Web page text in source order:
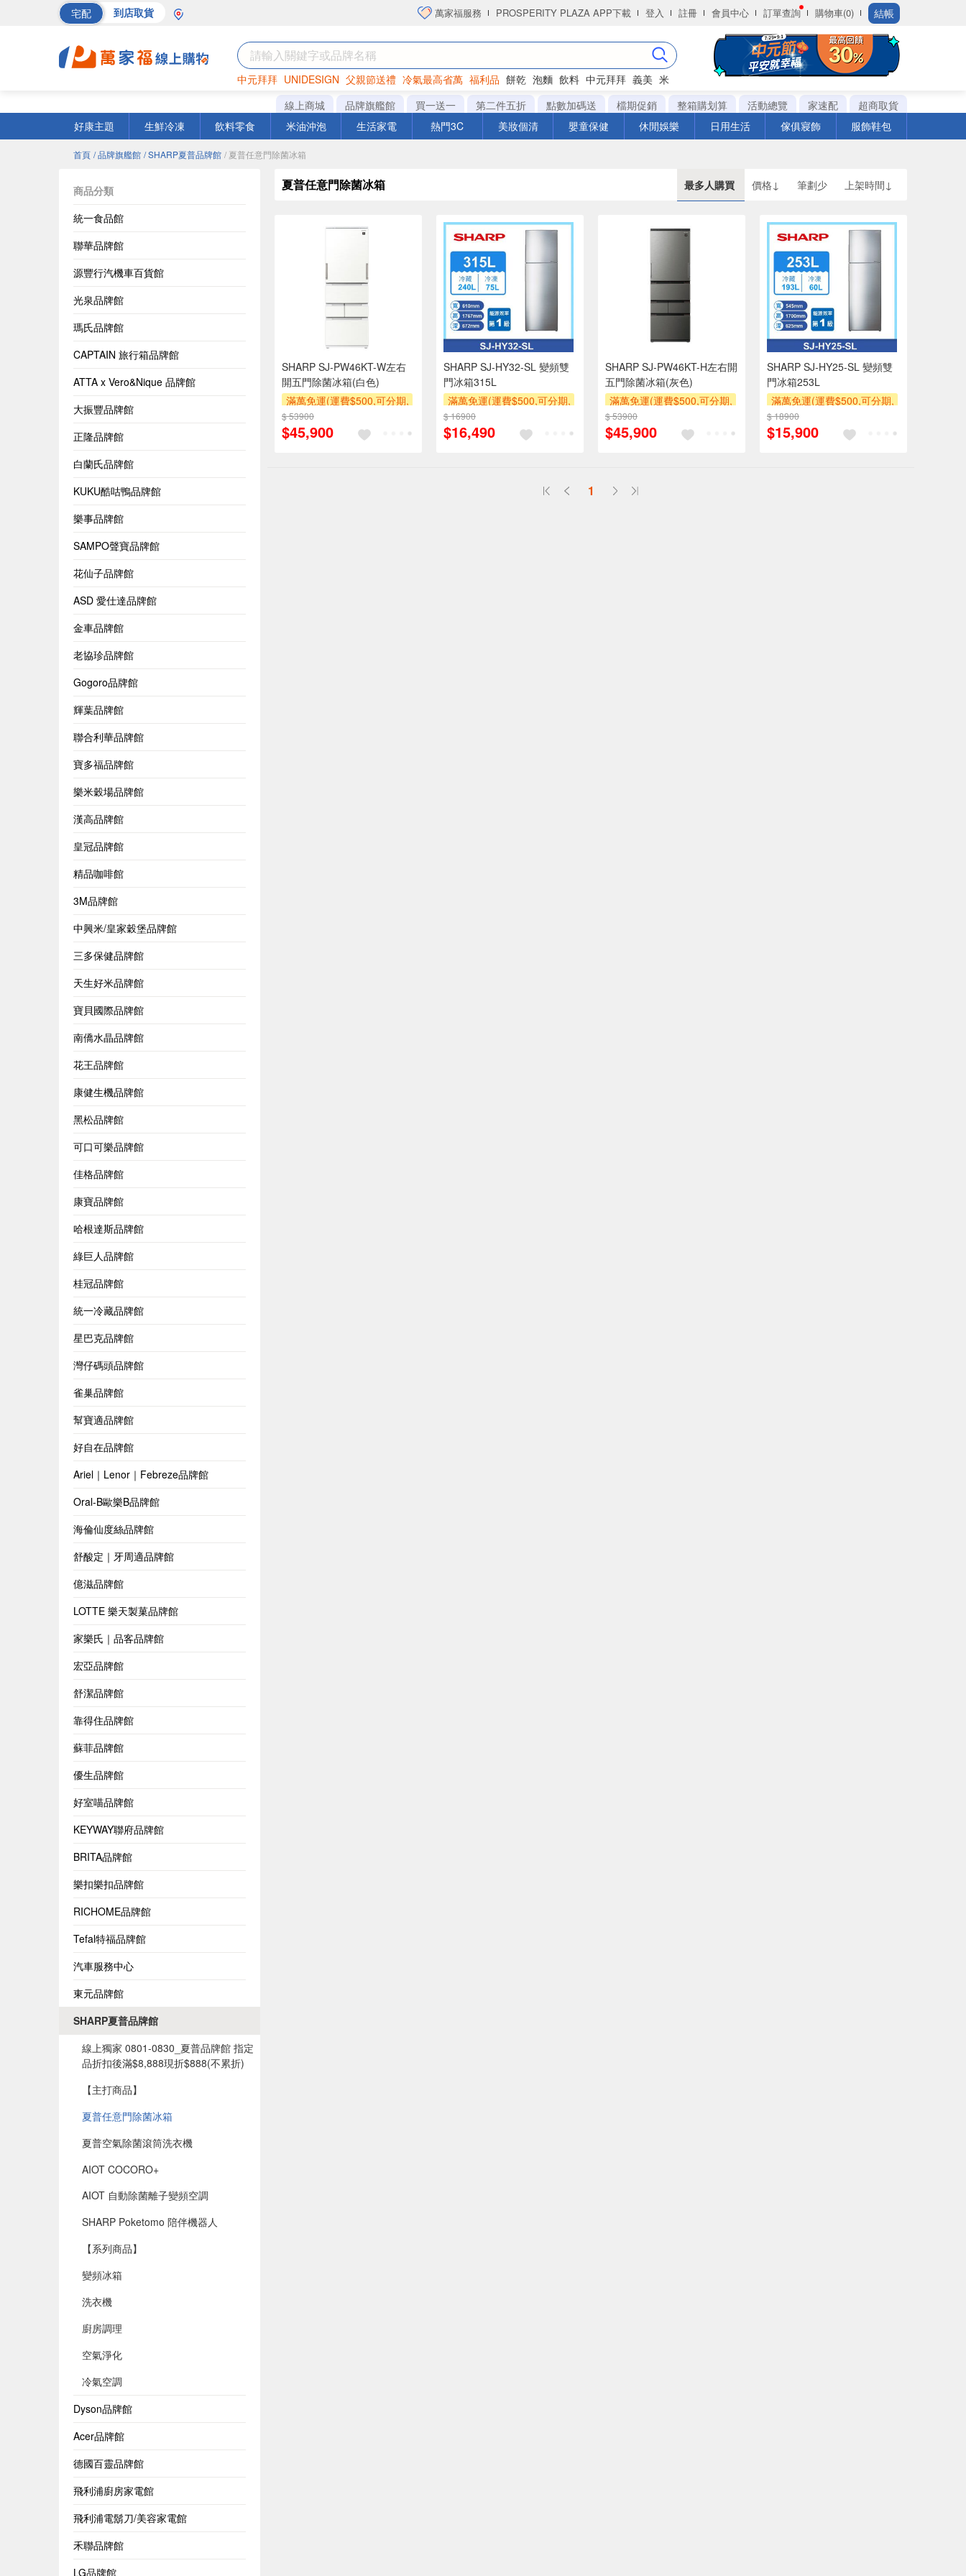
宅配 到店取貨 萬家福服務 PROSPERITY PLAZA APP下載 登入 註冊 會員中心 訂單查詢 購物車(0) 結帳
中元拜拜 UNIDESIGN 父親節送禮 冷氣最高省萬 福利品 餅乾 泡麵 飲料 中元拜拜 義美 米
罐頭 海苔 洋芋片
線上商城 品牌旗艦館 買一送一 第二件五折 點數加碼送 檔期促銷 整箱購划算 活動總覽 家速配
超商取貨
好康主題
生鮮冷凍 飲料零食 米油沖泡 生活家電 熱門3C 美妝個清 嬰童保健 休閒娛樂 日用生活 傢俱寢飾 服飾鞋包
首頁 / 品牌旗艦館 / SHARP夏普品牌館 / 夏普任意門除菌冰箱
商品分類
統一食品館
聯華品牌館
源豐行汽機車百貨館
光泉品牌館
瑪氏品牌館
CAPTAIN 旅行箱品牌館
ATTA x Vero&Nique 品牌館
大振豐品牌館
正隆品牌館
白蘭氏品牌館
KUKU酷咕鴨品牌館
樂事品牌館
SAMPO聲寶品牌館
花仙子品牌館
ASD 愛仕達品牌館
金車品牌館
老協珍品牌館
Gogoro品牌館
輝葉品牌館
聯合利華品牌館
寶多福品牌館
樂米穀場品牌館
漢高品牌館
皇冠品牌館
精品咖啡館
3M品牌館
中興米/皇家穀堡品牌館
三多保健品牌館
天生好米品牌館
寶貝國際品牌館
南僑水晶品牌館
花王品牌館
康健生機品牌館
黑松品牌館
可口可樂品牌館
佳格品牌館
康寶品牌館
哈根達斯品牌館
綠巨人品牌館
桂冠品牌館
統一冷藏品牌館
星巴克品牌館
灣仔碼頭品牌館
雀巢品牌館
幫寶適品牌館
好自在品牌館
Ariel｜Lenor｜Febreze品牌館
Oral-B歐樂B品牌館
海倫仙度絲品牌館
舒酸定｜牙周適品牌館
億滋品牌館
LOTTE 樂天製菓品牌館
家樂氏｜品客品牌館
宏亞品牌館
舒潔品牌館
靠得住品牌館
蘇菲品牌館
優生品牌館
好室喵品牌館
KEYWAY聯府品牌館
BRITA品牌館
樂扣樂扣品牌館
RICHOME品牌館
Tefal特福品牌館
汽車服務中心
東元品牌館
SHARP夏普品牌館
線上獨家 0801-0830_夏普品牌館 指定
品折扣後滿$8,888現折$888(不累折)
【主打商品】
夏普任意門除菌冰箱
夏普空氣除菌滾筒洗衣機
AIOT COCORO+
AIOT 自動除菌離子變頻空調
SHARP Poketomo 陪伴機器人
【系列商品】
變頻冰箱
洗衣機
廚房調理
空氣淨化
冷氣空調
Dyson品牌館
Acer品牌館
德國百靈品牌館
飛利浦廚房家電館
飛利浦電鬍刀/美容家電館
禾聯品牌館
LG品牌館
夏普任意門除菌冰箱 最多人購買 價格↓ 筆劃少 上架時間↓
SHARP SJ-PW46KT-W左右
開五門除菌冰箱(白色)
滿萬免運(運費$500,可分期,
安裝跨區費另計,單品未滿1
萬元及使用6期以上分期0利
$ 53900
$45,900
SHARP SJ-HY32-SL 變頻雙
門冰箱315L
滿萬免運(運費$500,可分期,
安裝跨區費另計,單品未滿1
萬元及使用6期以上分期0利
$ 16900
$16,490
SHARP SJ-PW46KT-H左右開
五門除菌冰箱(灰色)
滿萬免運(運費$500,可分期,
安裝跨區費另計,單品未滿1
萬元及使用6期以上分期0利
$ 53900
$45,900
SHARP SJ-HY25-SL 變頻雙
門冰箱253L
滿萬免運(運費$500,可分期,
安裝跨區費另計,單品未滿1
萬元及使用6期以上分期0利
$ 18900
$15,900
1